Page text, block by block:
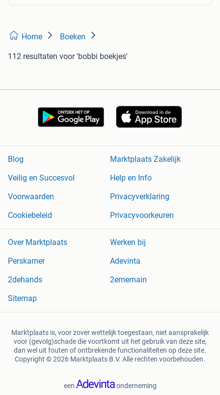
Home Boeken
112 resultaten voor 'bobbi boekjes'
Blog
Marktplaats Zakelijk
Veilig en Succesvol
Help en Info
Voorwaarden
Privacyverklaring
Cookiebeleid
Privacyvoorkeuren
Over Marktplaats
Werken bij
Perskamer
Adevinta
2dehands
2ememain
Sitemap
Marktplaats is, voor zover wettelijk toegestaan, niet aansprakelijk
voor (gevolg)schade die voortkomt uit het gebruik van deze site,
dan wel uit fouten of ontbrekende functionaliteiten op deze site.
Copyright © 2026 Marktplaats B.V. Alle rechten voorbehouden.
een onderneming